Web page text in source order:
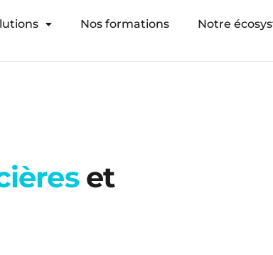
Nos formations Notre
et